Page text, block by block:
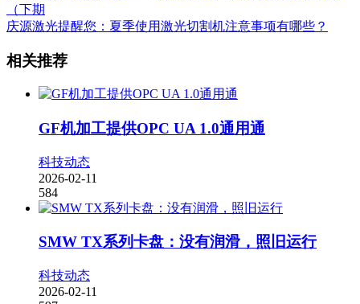
（下期
庆源激光提醒您：夏季使用激光切割机注意事项有哪些？
相关推荐
GF机加工提供OPC UA 1.0通用通
科技动态
2026-02-11
584
SMW TX系列卡盘：没有润滑，照旧运行
科技动态
2026-02-11